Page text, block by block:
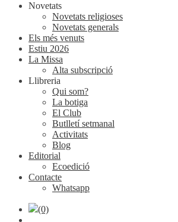
Novetats
Novetats religioses
Novetats generals
Els més venuts
Estiu 2026
La Missa
Alta subscripció
Llibreria
Qui som?
La botiga
El Club
Butlletí setmanal
Activitats
Blog
Editorial
Ecoedició
Contacte
Whatsapp
(0)